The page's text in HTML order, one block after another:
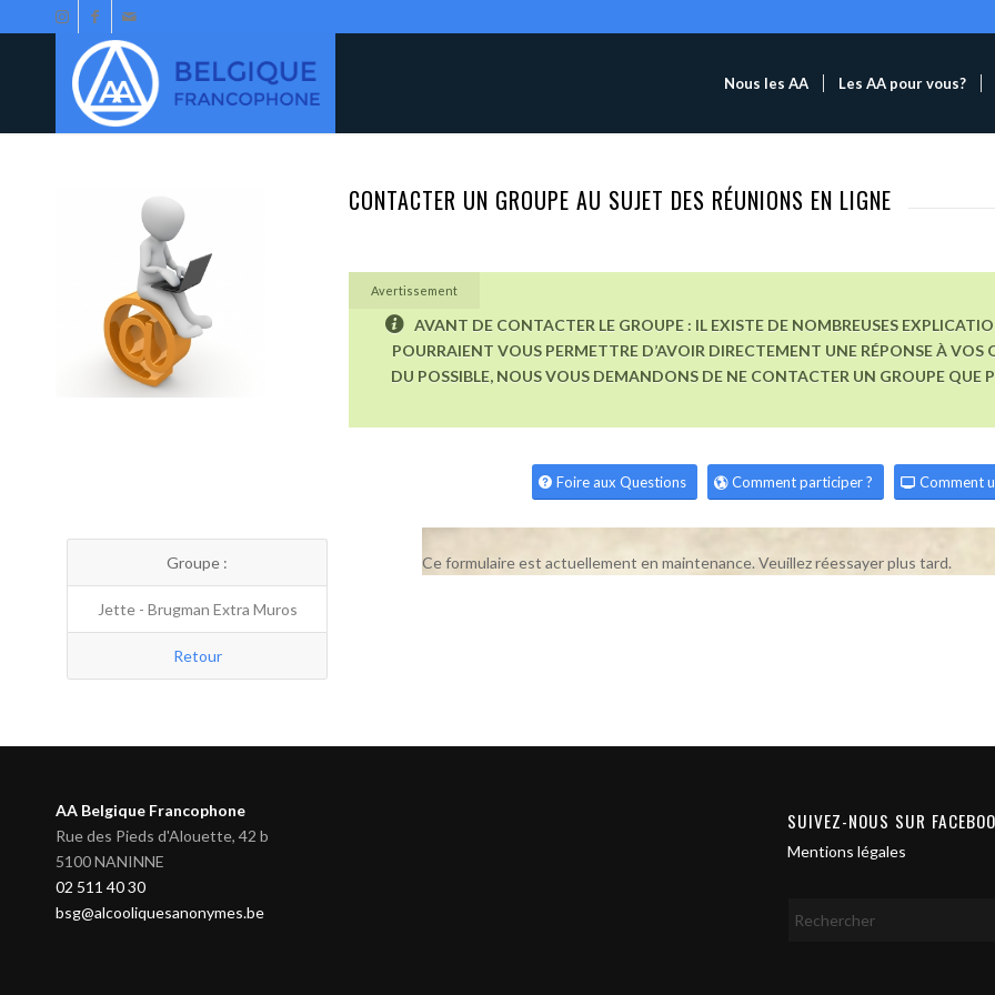
Nous les AA Les AA pour vous?
CONTACTER UN GROUPE AU SUJET DES RÉUNIONS EN LIGNE
Avertissement
AVANT DE CONTACTER LE GROUPE : IL EXISTE DE NOMBREUSES
POURRAIENT VOUS PERMETTRE D’AVOIR DIRECTEMENT UNE RÉPONSE À VOS
DU POSSIBLE, NOUS VOUS DEMANDONS DE NE CONTACTER UN GROUPE QUE
Foire aux Questions Comment participer ? Comment
Groupe :
Jette - Brugman Extra Muros
Retour
Ce formulaire est actuellement en maintenance. Veuillez réessayer plus tard.
AA Belgique Francophone
Rue des Pieds d'Alouette, 42 b
5100 NANINNE
02 511 40 30
bsg@alcooliquesanonymes.be
SUIVEZ-NOUS SUR
Mentions légales